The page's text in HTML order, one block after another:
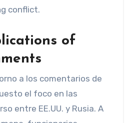
conflict.
of
a los comentarios de
el foco en las
entre EE.UU. y Rusia. A